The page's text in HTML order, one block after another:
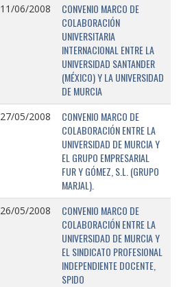
11/06/2008
CONVENIO MARCO DE
COLABORACIÓN
UNIVERSITARIA
INTERNACIONAL ENTRE LA
UNIVERSIDAD SANTANDER
(MÉXICO) Y LA UNIVERSIDAD
DE MURCIA
27/05/2008
CONVENIO MARCO DE
COLABORACIÓN ENTRE LA
UNIVERSIDAD DE MURCIA Y
EL GRUPO EMPRESARIAL
FUR Y GÓMEZ, S.L. (GRUPO
MARJAL).
26/05/2008
CONVENIO MARCO DE
COLABORACIÓN ENTRE LA
UNIVERSIDAD DE MURCIA Y
EL SINDICATO PROFESIONAL
INDEPENDIENTE DOCENTE,
SPIDO